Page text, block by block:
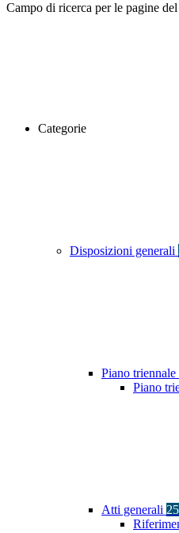
Campo di ricerca per le pagine
Categorie
Disposizioni generali
Piano
Piano
Atti generali 25